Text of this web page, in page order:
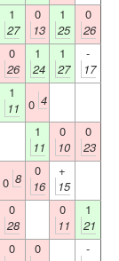
1
27
0
13
1
25
0
26
0
26
1
24
1
27
-
17
1
11 0 4
1
11
0
10
0
23
0 8
0
16
+
15
0
28
0
11
1
21
0
0
-